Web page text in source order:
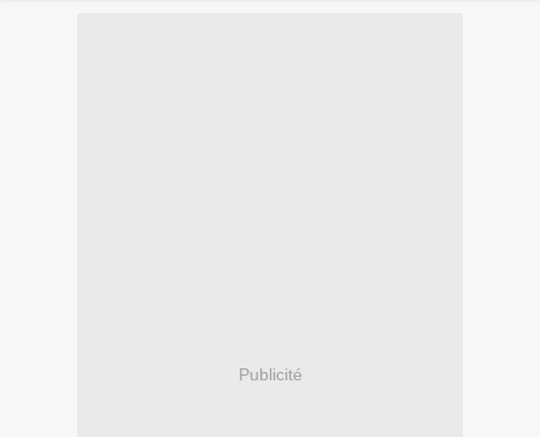
Publicité